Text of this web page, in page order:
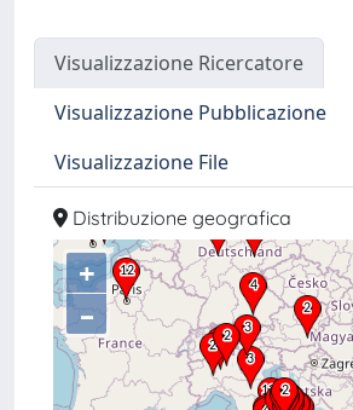
Visualizzazione Ricercatore
Visualizzazione Pubblicazione
Visualizzazione File
Distribuzione geografica
+
–